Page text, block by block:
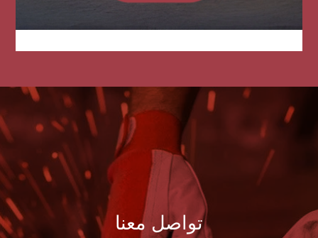
تواصل معنا